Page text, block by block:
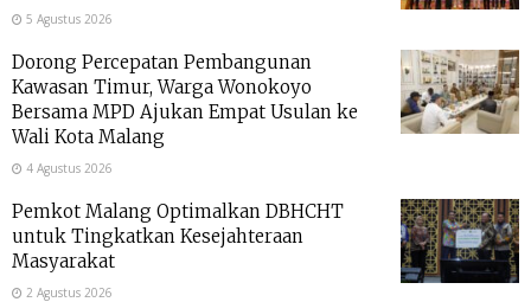
5 Agustus 2026
Dorong Percepatan Pembangunan
Kawasan Timur, Warga Wonokoyo
Bersama MPD Ajukan Empat Usulan ke
Wali Kota Malang
4 Agustus 2026
Pemkot Malang Optimalkan DBHCHT
untuk Tingkatkan Kesejahteraan
Masyarakat
2 Agustus 2026